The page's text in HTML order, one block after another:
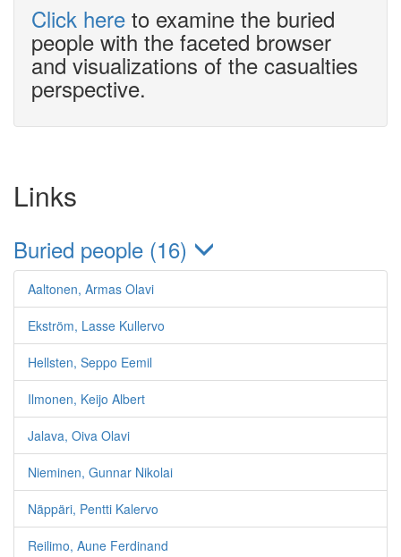
Click here to examine the buried
people with the faceted browser
and visualizations of the casualties
perspective.
Links
Buried people (16)
Aaltonen, Armas Olavi
Ekström, Lasse Kullervo
Hellsten, Seppo Eemil
Ilmonen, Keijo Albert
Jalava, Oiva Olavi
Nieminen, Gunnar Nikolai
Näppäri, Pentti Kalervo
Reilimo, Aune Ferdinand